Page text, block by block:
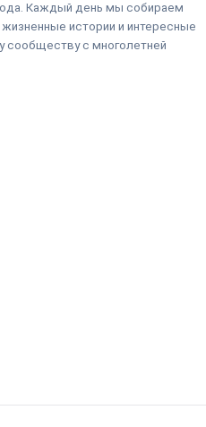
Каждый день мы собираем
истории и интересные
сообществу с многолетней